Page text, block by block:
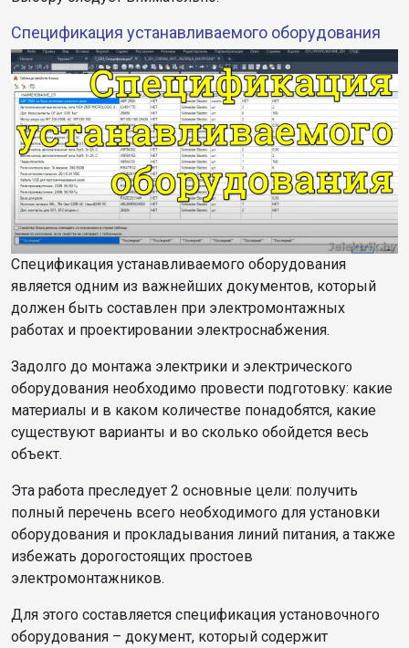
Спецификация устанавливаемого оборудования
Спецификация устанавливаемого оборудования
является одним из важнейших документов, который
должен быть составлен при электромонтажных
работах и проектировании электроснабжения.
Задолго до монтажа электрики и электрического
оборудования необходимо провести подготовку: какие
материалы и в каком количестве понадобятся, какие
существуют варианты и во сколько обойдется весь
объект.
Эта работа преследует 2 основные цели: получить
полный перечень всего необходимого для установки
оборудования и прокладывания линий питания, а также
избежать дорогостоящих простоев
электромонтажников.
Для этого составляется спецификация установочного
оборудования – документ, который содержит